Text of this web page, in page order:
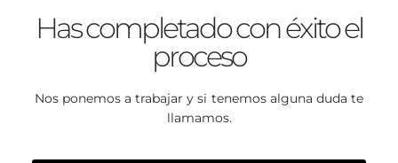
Has completado con éxito el
proceso
Nos ponemos a trabajar y si tenemos alguna duda te
llamamos.